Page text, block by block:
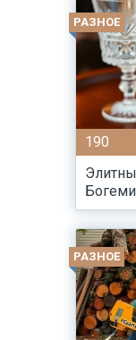
РАЗНОЕ
190
РАЗНОЕ